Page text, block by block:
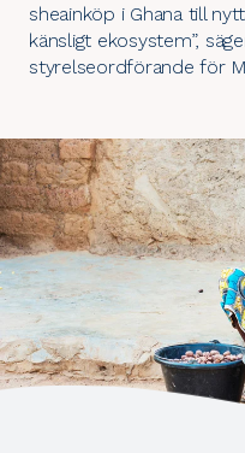
sheainköp i Ghana till
känsligt ekosystem”,
styrelseordförande för